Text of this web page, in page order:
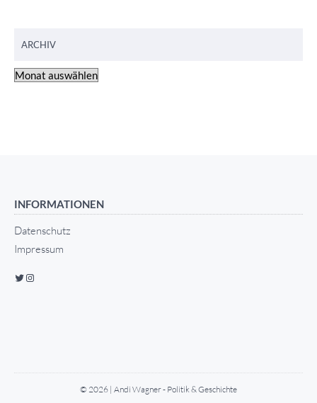
ARCHIV
INFORMATIONEN
Datenschutz
Impressum
© 2026 | Andi Wagner - Politik & Geschichte